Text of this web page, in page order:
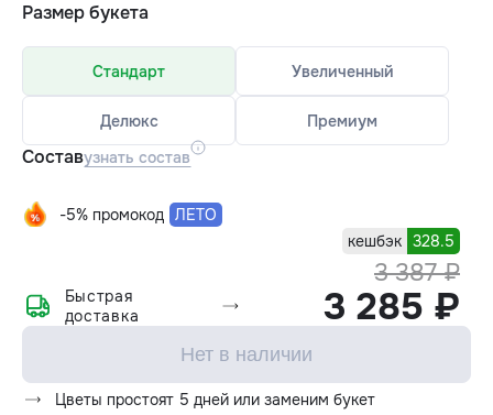
Размер букета
Стандарт Увеличенный
Делюкс Премиум
Составузнать состав
-5% промокод ЛЕТО
кешбэк 328.5
3 387 ₽
3 285 ₽
Быстрая
доставка
Нет в наличии
Цветы простоят 5 дней или заменим букет